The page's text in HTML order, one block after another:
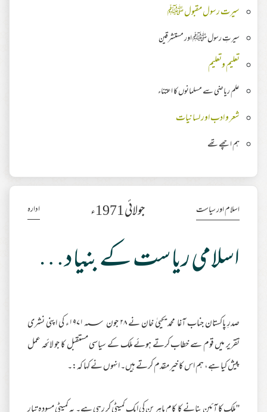
سیرت رسول مقبول ﷺ
سیرتِ رسول ﷺ اور مستشرقین
تعلیم وتعلیم
علم ریاضی سے مسلمانوں کا اعتناء
شعر و ادب اور لسانیات
ہم اچھے تھے
اسلام اور سیاست جولائی 1971ء ادارہ
اسلامی ریاست کے بنیادی اُصول
صدرِ پاکستان جناب آغا محمد یحییٰ خان نے ۲۸ جون ۱۹۷۱؁ء کی اپنی نشری
تقریر میں قوم سے خطاب کرتے ہوئے ملک کے سیاسی مستقبل کا جو لائحہ عمل
پیش کیا ہے، ہم اس کا خیر مقدم کرتے ہیں۔ انہوں نے کہا کہ:۔